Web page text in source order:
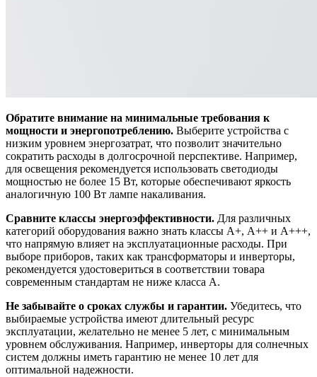
Обратите внимание на минимальные требования к
мощности и энергопотреблению. Выберите устройства с
низким уровнем энергозатрат, что позволит значительно
сократить расходы в долгосрочной перспективе. Например,
для освещения рекомендуется использовать светодиоды
мощностью не более 15 Вт, которые обеспечивают яркость
аналогичную 100 Вт лампе накаливания.
Сравните классы энергоэффективности. Для различных
категорий оборудования важно знать классы А+, А++ и А+++,
что напрямую влияет на эксплуатационные расходы. При
выборе приборов, таких как трансформаторы и инверторы,
рекомендуется удостовериться в соответствии товара
современным стандартам не ниже класса А.
Не забывайте о сроках службы и гарантии. Убедитесь, что
выбираемые устройства имеют длительный ресурс
эксплуатации, желательно не менее 5 лет, с минимальным
уровнем обслуживания. Например, инверторы для солнечных
систем должны иметь гарантию не менее 10 лет для
оптимальной надежности.